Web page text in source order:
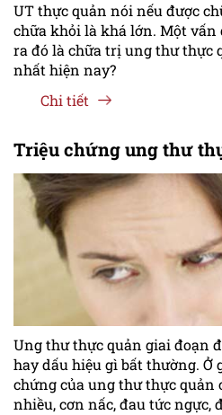
UT thực quản nói nếu được
chữa khỏi là khá lớn. Một vấn
ra đó là chữa trị ung thư thực
nhất hiện nay?
Chi tiết
Triệu chứng ung thư
Ung thư thực quản giai đoạn
hay dấu hiệu gì bất thường.
chứng của ung thư thực quản
nhiều, cơn nấc, đau tức ngực,